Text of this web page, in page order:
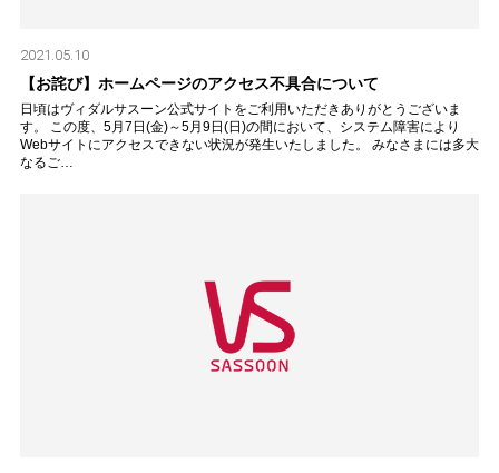
2021.05.10
【お詫び】ホームページのアクセス不具合について
日頃はヴィダルサスーン公式サイトをご利用いただきありがとうございま
す。 この度、5月7日(金)～5月9日(日)の間において、システム障害により
Webサイトにアクセスできない状況が発生いたしました。 みなさまには多大
なるご…